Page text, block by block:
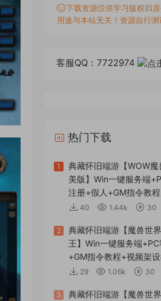
下载资源仅供学习版权归
用途与本站无关！资源自行
客服QQ：7722974
热门下载
1
典藏怀旧端游【WOW
美版】Win一键服务端
注册+假人+GM指令教
40 1.44k 30
2
典藏怀旧端游【魔兽世
王】Win一键服务端
+GM指令教程+视频架
29 1.06k 30
3
典藏怀旧端游【魔兽世